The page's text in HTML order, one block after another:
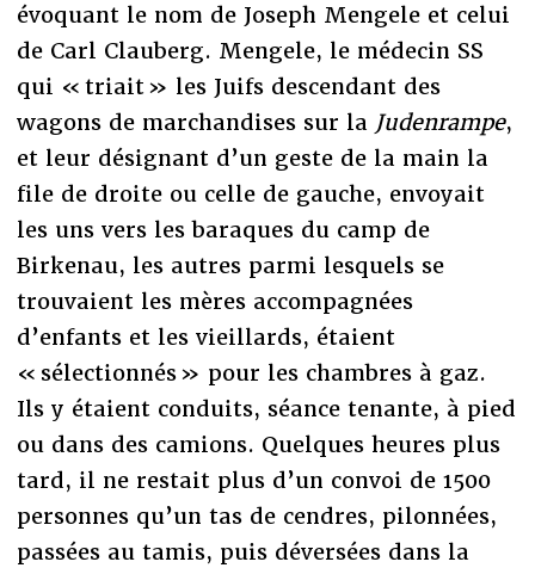
évoquant le nom de Joseph Mengele et celui
de Carl Clauberg. Mengele, le médecin SS
qui « triait » les Juifs descendant des
wagons de marchandises sur la Judenrampe,
et leur désignant d’un geste de la main la
file de droite ou celle de gauche, envoyait
les uns vers les baraques du camp de
Birkenau, les autres parmi lesquels se
trouvaient les mères accompagnées
d’enfants et les vieillards, étaient
« sélectionnés » pour les chambres à gaz.
Ils y étaient conduits, séance tenante, à pied
ou dans des camions. Quelques heures plus
tard, il ne restait plus d’un convoi de 1500
personnes qu’un tas de cendres, pilonnées,
passées au tamis, puis déversées dans la